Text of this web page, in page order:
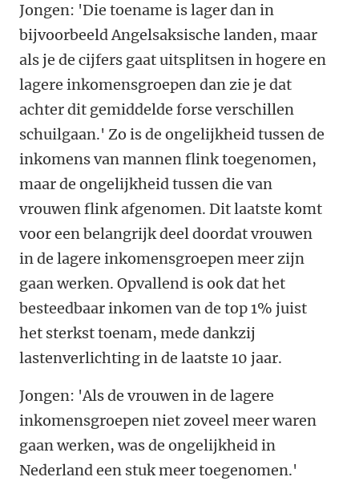
Jongen: 'Die toename is lager dan in
bijvoorbeeld Angelsaksische landen, maar
als je de cijfers gaat uitsplitsen in hogere en
lagere inkomensgroepen dan zie je dat
achter dit gemiddelde forse verschillen
schuilgaan.' Zo is de ongelijkheid tussen de
inkomens van mannen flink toegenomen,
maar de ongelijkheid tussen die van
vrouwen flink afgenomen. Dit laatste komt
voor een belangrijk deel doordat vrouwen
in de lagere inkomensgroepen meer zijn
gaan werken. Opvallend is ook dat het
besteedbaar inkomen van de top 1% juist
het sterkst toenam, mede dankzij
lastenverlichting in de laatste 10 jaar.
Jongen: 'Als de vrouwen in de lagere
inkomensgroepen niet zoveel meer waren
gaan werken, was de ongelijkheid in
Nederland een stuk meer toegenomen.'